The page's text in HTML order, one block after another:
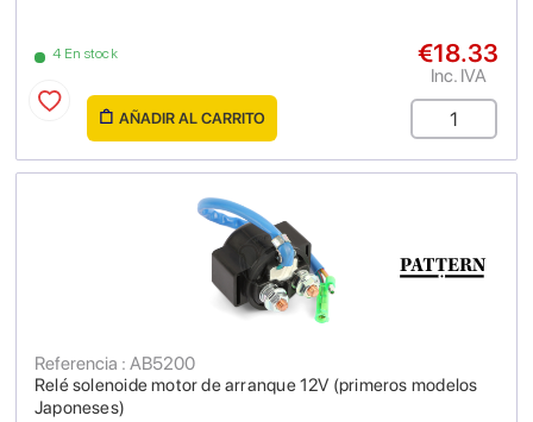
4 En stock €18.33
Inc. IVA
AÑADIR AL CARRITO
Relé solenoide motor de arranque 12V (primeros modelos
Japoneses)
Referencia : AB5200